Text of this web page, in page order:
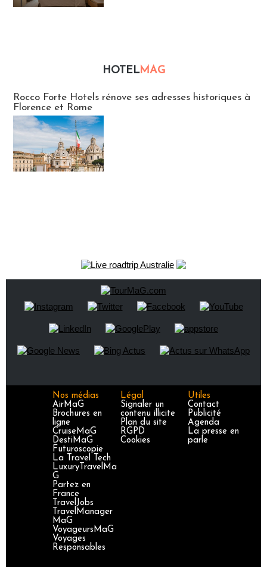
HOTELMAG
Rocco Forte Hotels rénove ses adresses historiques à
Florence et Rome
Nos médias
AirMaG
Brochures en
ligne
CruiseMaG
DestiMaG
Futuroscopie
La Travel Tech
LuxuryTravelMa
G
Partez en
France
TravelJobs
TravelManager
MaG
VoyageursMaG
Voyages
Responsables
Légal
Signaler un
contenu illicite
Plan du site
RGPD
Cookies
Utiles
Contact
Publicité
Agenda
La presse en
parle